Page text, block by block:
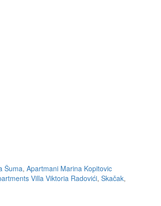
Šuma, Apartmani Marina Kopitovic
Villa Viktoria Radovići, Skačak,